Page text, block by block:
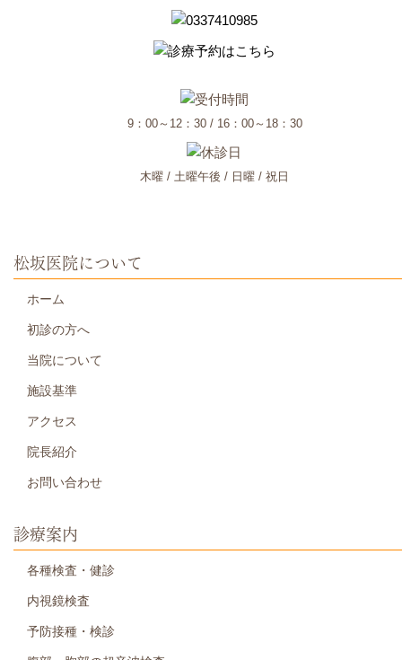
9：00～12：30 / 16：00～18：30
木曜 / 土曜午後 / 日曜 / 祝日
松坂医院について
ホーム
初診の方へ
当院について
施設基準
アクセス
院長紹介
お問い合わせ
診療案内
各種検査・健診
内視鏡検査
予防接種・検診